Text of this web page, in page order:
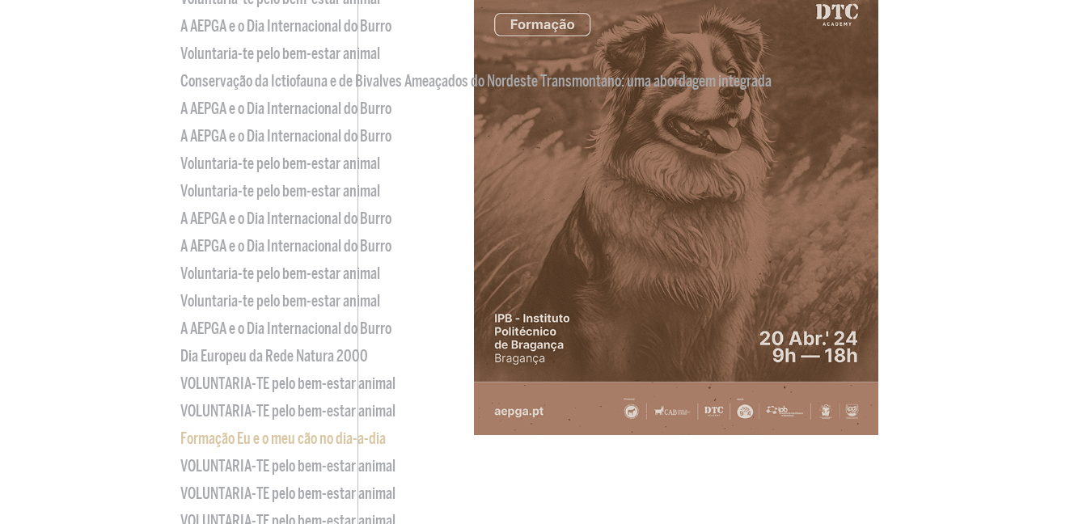
A AEPGA e o Dia Internacional do Burro
Voluntaria-te pelo bem-estar animal
Conservação da Ictiofauna e de Bivalves Ameaçados do Nordeste Transmontano: uma abordagem integrada
A AEPGA e o Dia Internacional do Burro
A AEPGA e o Dia Internacional do Burro
Voluntaria-te pelo bem-estar animal
Voluntaria-te pelo bem-estar animal
A AEPGA e o Dia Internacional do Burro
A AEPGA e o Dia Internacional do Burro
Voluntaria-te pelo bem-estar animal
Voluntaria-te pelo bem-estar animal
A AEPGA e o Dia Internacional do Burro
Dia Europeu da Rede Natura 2000
VOLUNTARIA-TE pelo bem-estar animal
VOLUNTARIA-TE pelo bem-estar animal
Formação Eu e o meu cão no dia-a-dia
VOLUNTARIA-TE pelo bem-estar animal
VOLUNTARIA-TE pelo bem-estar animal